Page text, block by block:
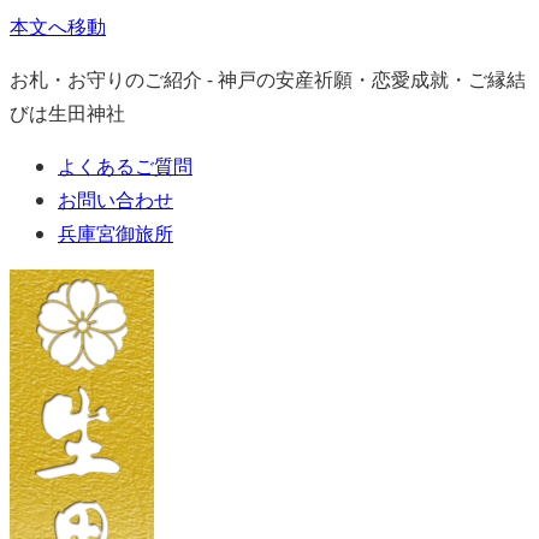
本文へ移動
お札・お守りのご紹介 - 神戸の安産祈願・恋愛成就・ご縁結
びは生田神社
よくあるご質問
お問い合わせ
兵庫宮御旅所